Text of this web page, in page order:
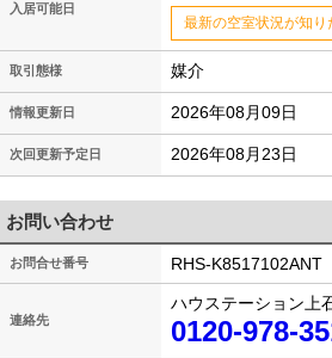
入居可能日
最新の空室状況が知り
取引態様 媒介
情報更新日 2026年08月09日
次回更新予定日 2026年08月23日
お問い合わせ
お問合せ番号 RHS-K8517102ANT
連絡先
ハウステーション上
0120-978-